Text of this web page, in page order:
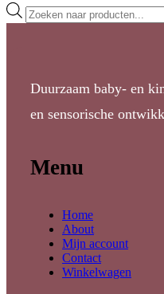
Producten
zoeken
Duurzaam baby- en
en sensorische
Menu
Home
About
Mijn account
Contact
Winkelwagen